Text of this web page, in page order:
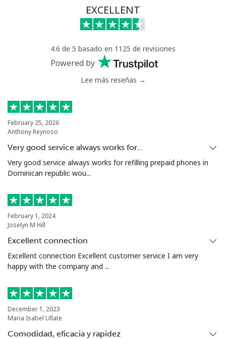
9 min por ⁦$5⁩
⁦47.9¢⁩ 10 min por ⁦$5⁩
23 min por ⁦$5⁩
Celular ⁦16.5¢⁩
Niue
All
country
⁦205.9¢⁩ 2 min por ⁦$5⁩ -
Norfolk Island
All
country
North Korea
All
country
⁦73.9¢⁩
EXCELLENT
4.6 de 5 basado en 1125 de revisiones
Powered by
Lee más reseñas →
February 25, 2026
Anthony Reynoso
Very good service always works for…
Very good service always works for refilling prepaid phones in
Dominican republic wou...
February 1, 2024
Joselyn M Hill
Excellent connection
Excellent connection Excellent customer service I am very
happy with the company and ...
December 1, 2023
Maria Isabel Ullate
Comodidad, eficacia y rapidez